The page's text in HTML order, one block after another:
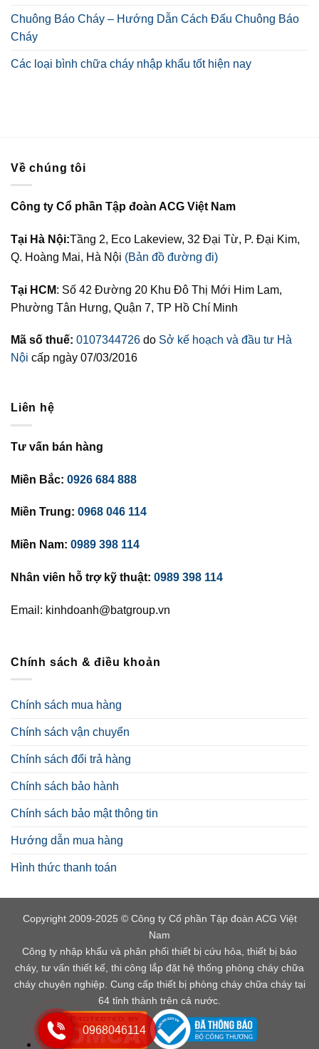
Chuông Báo Cháy – Hướng Dẫn Cách Đấu Chuông Báo
Cháy
Các loại bình chữa cháy nhập khẩu tốt hiện nay
Về chúng tôi
Công ty Cổ phần Tập đoàn ACG Việt Nam
Tại Hà Nội:Tầng 2, Eco Lakeview, 32 Đại Từ, P. Đại Kim,
Q. Hoàng Mai, Hà Nội (Bản đồ đường đi)
Tại HCM: Số 42 Đường 20 Khu Đô Thị Mới Him Lam,
Phường Tân Hưng, Quận 7, TP Hồ Chí Minh
Mã số thuế: 0107344726 do Sở kế hoạch và đầu tư Hà
Nội cấp ngày 07/03/2016
Liên hệ
Tư vấn bán hàng
Miền Bắc: 0926 684 888
Miền Trung: 0968 046 114
Miền Nam: 0989 398 114
Nhân viên hỗ trợ kỹ thuật: 0989 398 114
Email: kinhdoanh@batgroup.vn
Chính sách & điều khoản
Chính sách mua hàng
Chính sách vận chuyển
Chính sách đổi trả hàng
Chính sách bảo hành
Chính sách bảo mật thông tin
Hướng dẫn mua hàng
Hình thức thanh toán
Copyright 2009-2025 © Công ty Cổ phần Tập đoàn ACG Việt
Nam
Công ty nhập khẩu và phân phối thiết bị cứu hỏa, thiết bị báo
cháy, tư vấn thiết kế, thi công lắp đặt hệ thống phòng cháy chữa
cháy chuyên nghiệp. Cung cấp thiết bị phòng cháy chữa cháy tại
64 tỉnh thành trên cả nước.
0968046114